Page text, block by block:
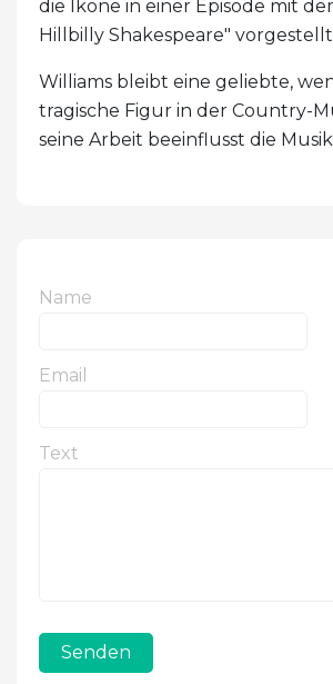
die Ikone in einer Episode mit
Hillbilly Shakespeare"
Williams bleibt eine geliebte,
tragische Figur in der Country-
seine Arbeit beeinflusst die
Name
Email
Text
Senden